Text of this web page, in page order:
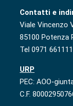
Contatti e
Viale Vincenzo
85100 Potenza
Tel 0971 661111
URP
PEC: AOO-
C.F.